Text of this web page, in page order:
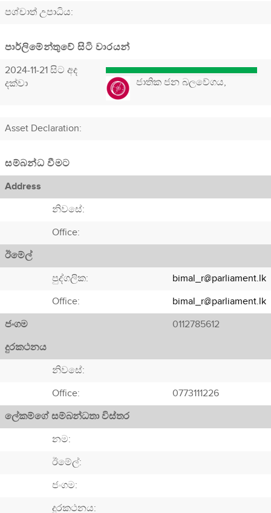
පශ්චාත් උපාධිය:
පාර්ලිමේන්තුවේ සිටි වාරයන්
2024-11-21 සිට අද
දක්වා
ජාතික ජන බලවේගය,
Asset Declaration:
සම්බන්ධ වීමට
Address
නිවසේ:
Office:
ඊමේල්
පුද්ගලික:
bimal_r@parliament.lk
Office:
bimal_r@parliament.lk
ජංගම
0112785612
දුරකථනය
නිවසේ:
Office:
0773111226
ලේකම්ගේ සම්බන්ධතා විස්තර
නම:
ඊමේල්:
ජංගම:
දුරකථනය: